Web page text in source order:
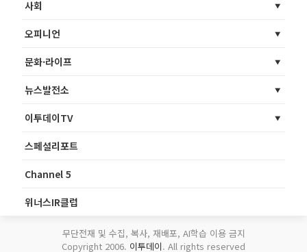
사회
오피니언
문화·라이프
뉴스발전소
이투데이TV
스페셜리포트
Channel 5
위너스IR클럽
무단전재 및 수집, 복사, 재배포, AI학습 이용 금지
Copyright 2006. 이투데이. All rights reserved